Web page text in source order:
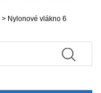
> Nylonové vlákno 6